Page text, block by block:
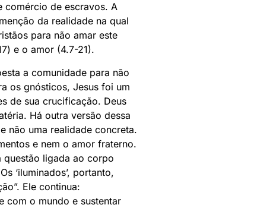
comércio de escravos. A
da realidade na qual
para não amar este
e o amor (4.7-21).
a comunidade para não
os gnósticos, Jesus foi um
de sua crucificação. Deus
Há outra versão dessa
não uma realidade concreta.
e nem o amor fraterno.
questão ligada ao corpo
‘iluminados’, portanto,
Ele continua:
com o mundo e sustentar